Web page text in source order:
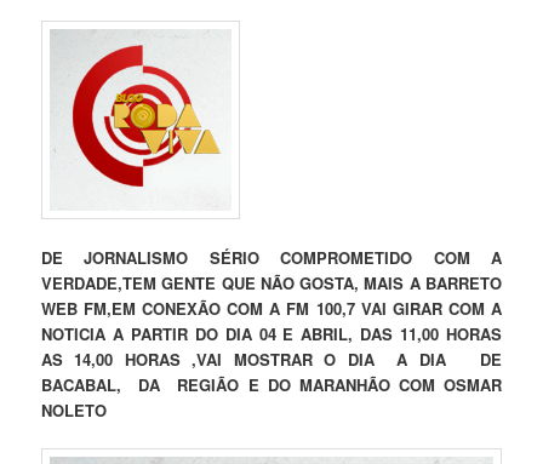
DE JORNALISMO SÉRIO COMPROMETIDO COM A
VERDADE,TEM GENTE QUE NÃO GOSTA, MAIS A BARRETO
WEB FM,EM CONEXÃO COM A FM 100,7 VAI GIRAR COM A
NOTICIA A PARTIR DO DIA 04 E ABRIL, DAS 11,00 HORAS
AS 14,00 HORAS ,VAI MOSTRAR O DIA A DIA DE
BACABAL, DA REGIÃO E DO MARANHÃO COM OSMAR
NOLETO